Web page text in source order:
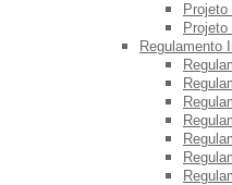
Regulamento